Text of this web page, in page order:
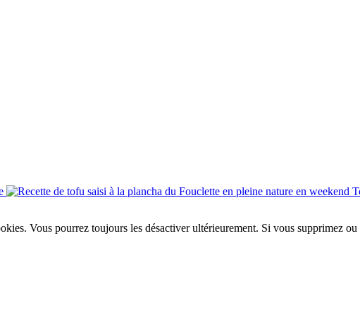
Vous pourrez toujours les désactiver ultérieurement. Si vous supprimez